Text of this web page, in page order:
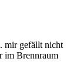
mir gefällt nicht
im Brennraum